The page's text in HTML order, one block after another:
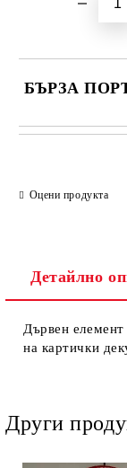
БЪРЗА
Оцени продукта
Детайлно
Дървен
на картички